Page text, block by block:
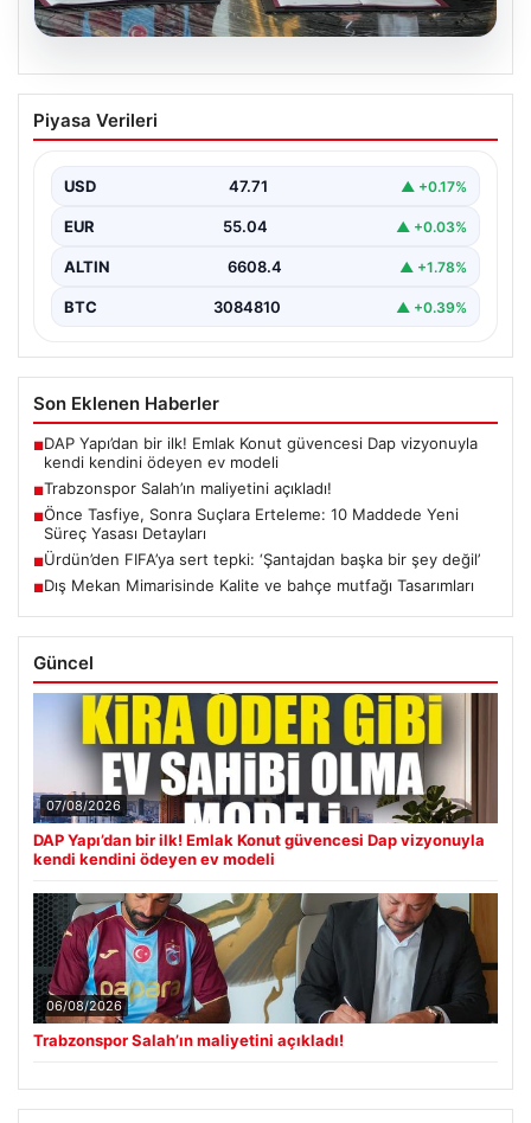
06.08.2026
Trabzonspor Salah’ın maliyetini
açıkladı!
Piyasa Verileri
USD 47.71 ▲ +0.17%
EUR 55.04 ▲ +0.03%
ALTIN 6608.4 ▲ +1.78%
BTC 3084810 ▲ +0.39%
Son Eklenen Haberler
■DAP Yapı’dan bir ilk! Emlak Konut güvencesi Dap vizyonuyla
kendi kendini ödeyen ev modeli
■Trabzonspor Salah’ın maliyetini açıkladı!
■Önce Tasfiye, Sonra Suçlara Erteleme: 10 Maddede Yeni
Süreç Yasası Detayları
■Ürdün’den FIFA’ya sert tepki: ‘Şantajdan başka bir şey değil’
■Dış Mekan Mimarisinde Kalite ve bahçe mutfağı Tasarımları
Güncel
07/08/2026
DAP Yapı’dan bir ilk! Emlak Konut güvencesi Dap vizyonuyla
kendi kendini ödeyen ev modeli
06/08/2026
Trabzonspor Salah’ın maliyetini açıkladı!